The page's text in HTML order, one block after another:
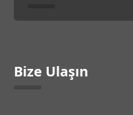
Bize Ulaşın